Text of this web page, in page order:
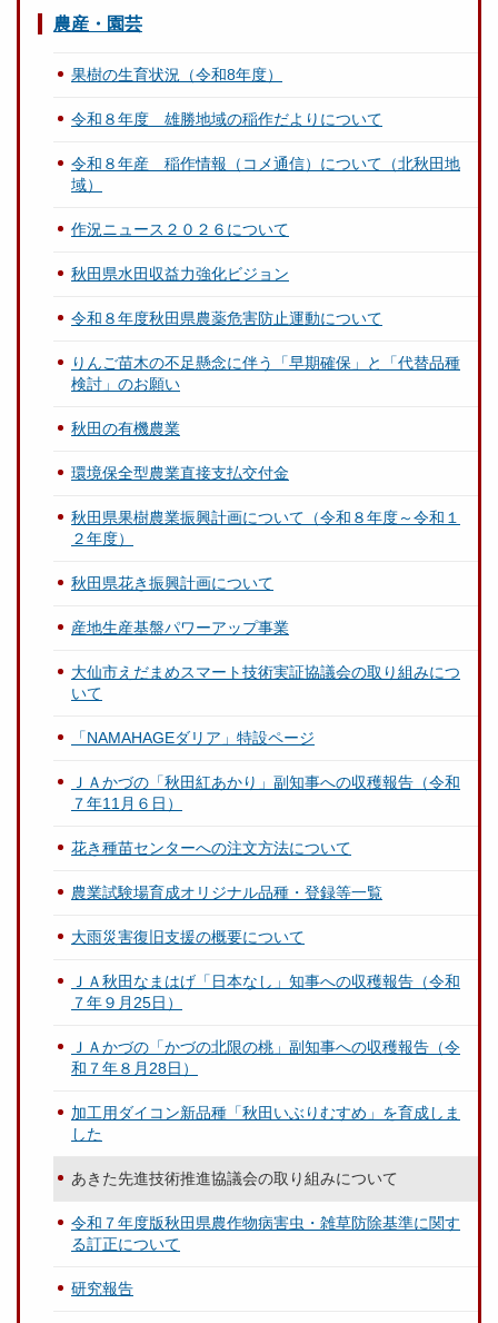
農産・園芸
果樹の生育状況（令和8年度）
令和８年度 雄勝地域の稲作だよりについて
令和８年産 稲作情報（コメ通信）について（北秋田地
域）
作況ニュース２０２６について
秋田県水田収益力強化ビジョン
令和８年度秋田県農薬危害防止運動について
りんご苗木の不足懸念に伴う「早期確保」と「代替品種
検討」のお願い
秋田の有機農業
環境保全型農業直接支払交付金
秋田県果樹農業振興計画について（令和８年度～令和１
２年度）
秋田県花き振興計画について
産地生産基盤パワーアップ事業
大仙市えだまめスマート技術実証協議会の取り組みにつ
いて
「NAMAHAGEダリア」特設ページ
ＪＡかづの「秋田紅あかり」副知事への収穫報告（令和
７年11月６日）
花き種苗センターへの注文方法について
農業試験場育成オリジナル品種・登録等一覧
大雨災害復旧支援の概要について
ＪＡ秋田なまはげ「日本なし」知事への収穫報告（令和
７年９月25日）
ＪＡかづの「かづの北限の桃」副知事への収穫報告（令
和７年８月28日）
加工用ダイコン新品種「秋田いぶりむすめ」を育成しま
した
あきた先進技術推進協議会の取り組みについて
令和７年度版秋田県農作物病害虫・雑草防除基準に関す
る訂正について
研究報告